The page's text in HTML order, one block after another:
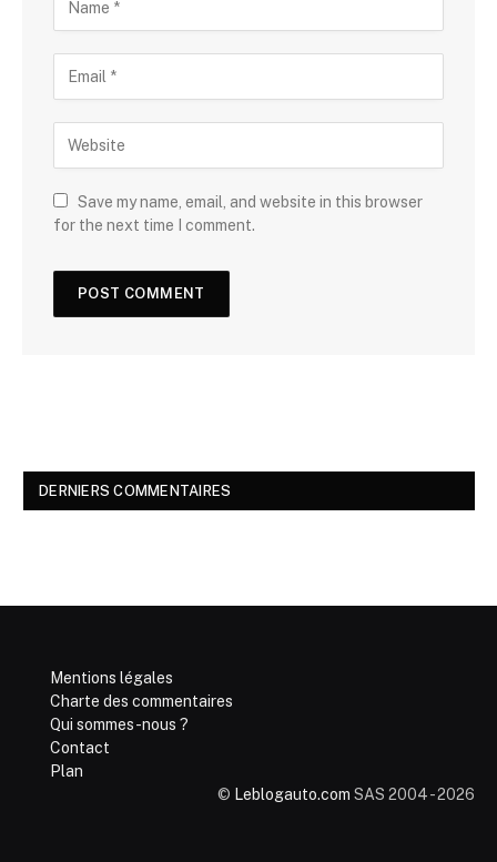
Save my name, email, and website in this browser
for the next time I comment.
DERNIERS COMMENTAIRES
Mentions légales
Charte des commentaires
Qui sommes-nous ?
Contact
Plan
© Leblogauto.com SAS 2004 - 2026